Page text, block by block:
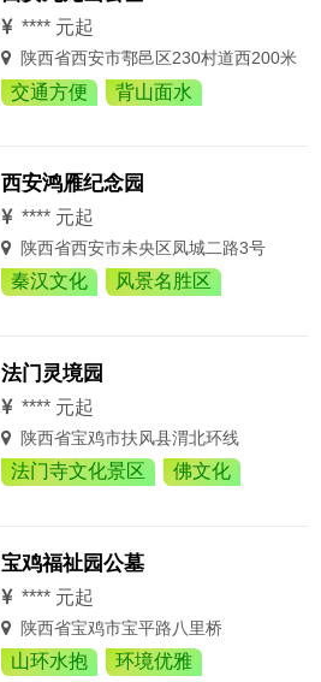
**** 元起
陕西省西安市鄠邑区230村道西200米
交通方便 背山面水
西安鸿雁纪念园
**** 元起
陕西省西安市未央区凤城二路3号
秦汉文化 风景名胜区
法门灵境园
**** 元起
陕西省宝鸡市扶风县渭北环线
法门寺文化景区 佛文化
宝鸡福祉园公墓
**** 元起
陕西省宝鸡市宝平路八里桥
山环水抱 环境优雅